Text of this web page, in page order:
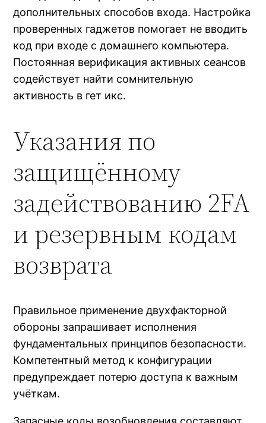
дополнительных способов входа. Настройка
проверенных гаджетов помогает не вводить
код при входе с домашнего компьютера.
Постоянная верификация активных сеансов
содействует найти сомнительную
активность в гет икс.
Указания по
защищённому
задействованию 2FA
и резервным кодам
возврата
Правильное применение двухфакторной
обороны запрашивает исполнения
фундаментальных принципов безопасности.
Компетентный метод к конфигурации
предупреждает потерю доступа к важным
учёткам.